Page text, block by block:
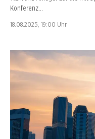
Konferenz…
18.08.2025, 19:00 Uhr